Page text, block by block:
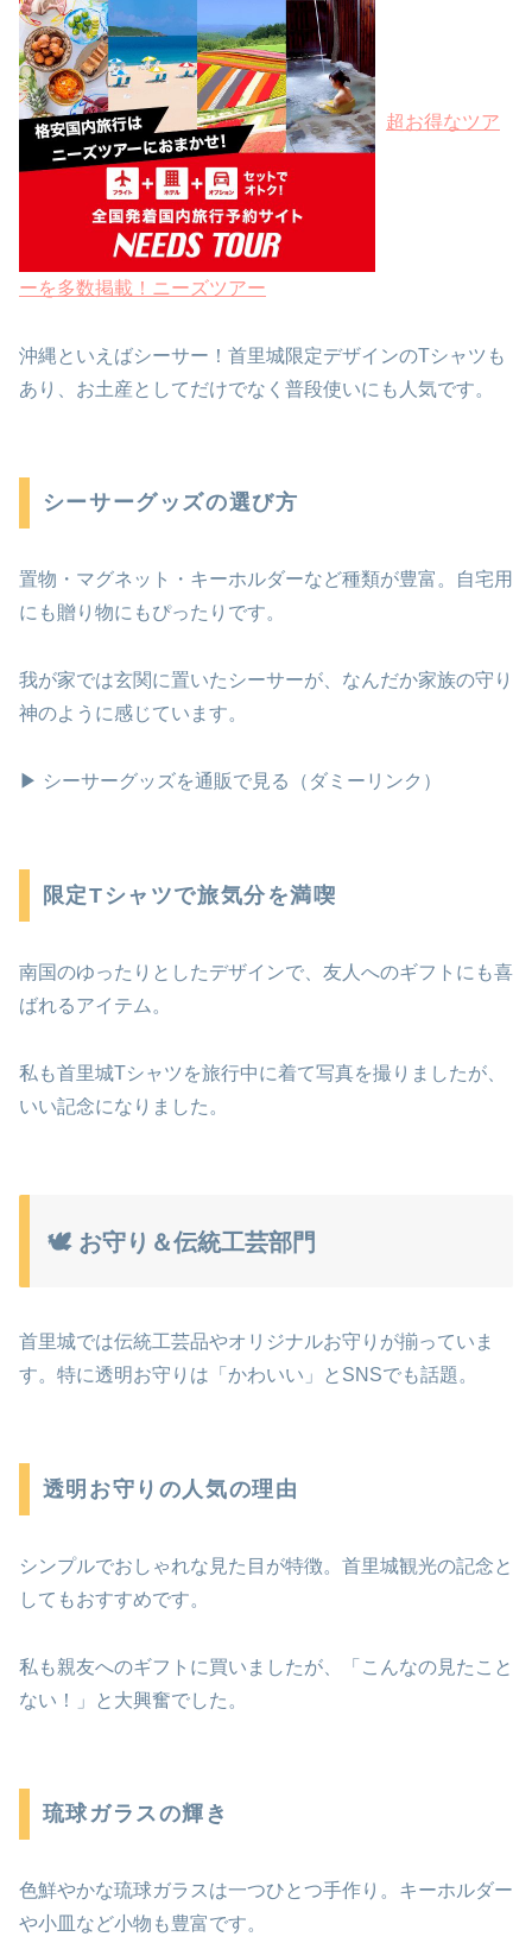
超お得なツア
ーを多数掲載！ニーズツアー
沖縄といえばシーサー！首里城限定デザインのTシャツも
あり、お土産としてだけでなく普段使いにも人気です。
シーサーグッズの選び方
置物・マグネット・キーホルダーなど種類が豊富。自宅用
にも贈り物にもぴったりです。
我が家では玄関に置いたシーサーが、なんだか家族の守り
神のように感じています。
▶ シーサーグッズを通販で見る（ダミーリンク）
限定Tシャツで旅気分を満喫
南国のゆったりとしたデザインで、友人へのギフトにも喜
ばれるアイテム。
私も首里城Tシャツを旅行中に着て写真を撮りましたが、
いい記念になりました。
🕊 お守り＆伝統工芸部門
首里城では伝統工芸品やオリジナルお守りが揃っていま
す。特に透明お守りは「かわいい」とSNSでも話題。
透明お守りの人気の理由
シンプルでおしゃれな見た目が特徴。首里城観光の記念と
してもおすすめです。
私も親友へのギフトに買いましたが、「こんなの見たこと
ない！」と大興奮でした。
琉球ガラスの輝き
色鮮やかな琉球ガラスは一つひとつ手作り。キーホルダー
や小皿など小物も豊富です。